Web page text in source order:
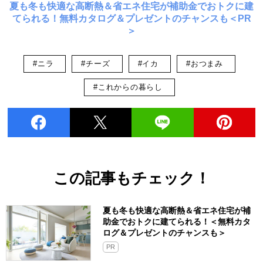
夏も冬も快適な高断熱＆省エネ住宅が補助金でおトクに建
てられる！無料カタログ＆プレゼントのチャンスも＜PR
＞
#ニラ #チーズ #イカ #おつまみ
#これからの暮らし
この記事もチェック！
夏も冬も快適な高断熱＆省エネ住宅が補
助金でおトクに建てられる！＜無料カタ
ログ＆プレゼントのチャンスも＞
PR